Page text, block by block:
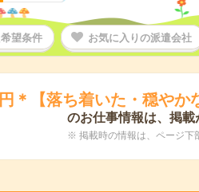
望条件 お気に入りの派遣会社
＊【落ち着いた・穏や
のお仕事情報は、掲載
※ 掲載時の情報は、ページ下